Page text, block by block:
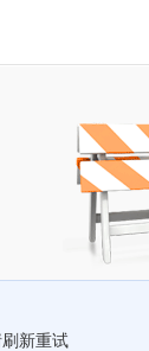
新重试